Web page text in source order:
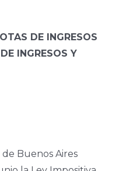
DE INGRESOS
INGRESOS Y
Buenos Aires